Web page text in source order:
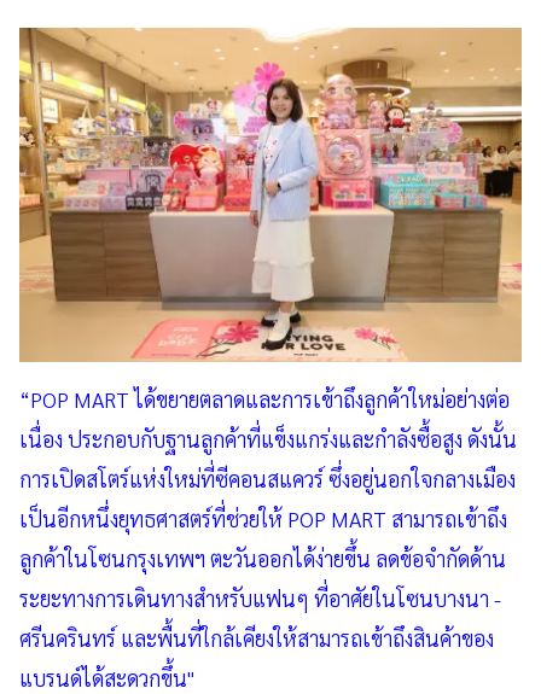
“POP MART ได้ขยายตลาดและการเข้าถึงลูกค้าใหม่อย่างต่อ
เนื่อง ประกอบกับฐานลูกค้าที่แข็งแกร่งและกำลังซื้อสูง ดังนั้น
การเปิดสโตร์แห่งใหม่ที่ซีคอนสแควร์ ซึ่งอยู่นอกใจกลางเมือง
เป็นอีกหนึ่งยุทธศาสตร์ที่ช่วยให้ POP MART สามารถเข้าถึง
ลูกค้าในโซนกรุงเทพฯ ตะวันออกได้ง่ายขึ้น ลดข้อจำกัดด้าน
ระยะทางการเดินทางสำหรับแฟนๆ ที่อาศัยในโซนบางนา -
ศรีนครินทร์ และพื้นที่ใกล้เคียงให้สามารถเข้าถึงสินค้าของ
แบรนด์ได้สะดวกขึ้น"